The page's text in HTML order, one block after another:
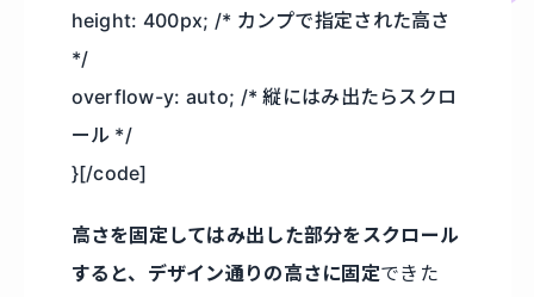
height: 400px; /* カンプで指定された高さ
*/
overflow-y: auto; /* 縦にはみ出たらスクロ
ール */
}[/code]
高さを固定してはみ出した部分をスクロール
すると、デザイン通りの高さに固定できた